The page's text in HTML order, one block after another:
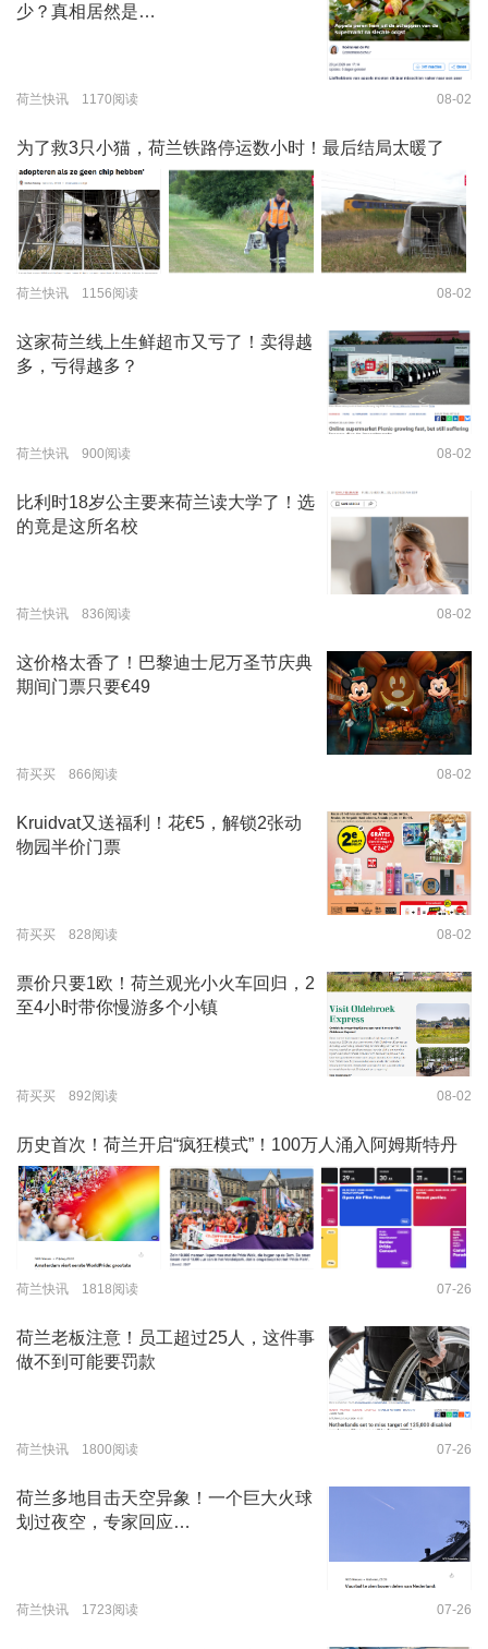
少？真相居然是…
荷兰快讯 1170阅读 08-02
为了救3只小猫，荷兰铁路停运数小时！最后结局太暖了
荷兰快讯 1156阅读 08-02
这家荷兰线上生鲜超市又亏了！卖得越
多，亏得越多？
荷兰快讯 900阅读 08-02
比利时18岁公主要来荷兰读大学了！选
的竟是这所名校
荷兰快讯 836阅读 08-02
这价格太香了！巴黎迪士尼万圣节庆典
期间门票只要€49
荷买买 866阅读 08-02
Kruidvat又送福利！花€5，解锁2张动
物园半价门票
荷买买 828阅读 08-02
票价只要1欧！荷兰观光小火车回归，2
至4小时带你慢游多个小镇
荷买买 892阅读 08-02
历史首次！荷兰开启“疯狂模式”！100万人涌入阿姆斯特丹
荷兰快讯 1818阅读 07-26
荷兰老板注意！员工超过25人，这件事
做不到可能要罚款
荷兰快讯 1800阅读 07-26
荷兰多地目击天空异象！一个巨大火球
划过夜空，专家回应…
荷兰快讯 1723阅读 07-26